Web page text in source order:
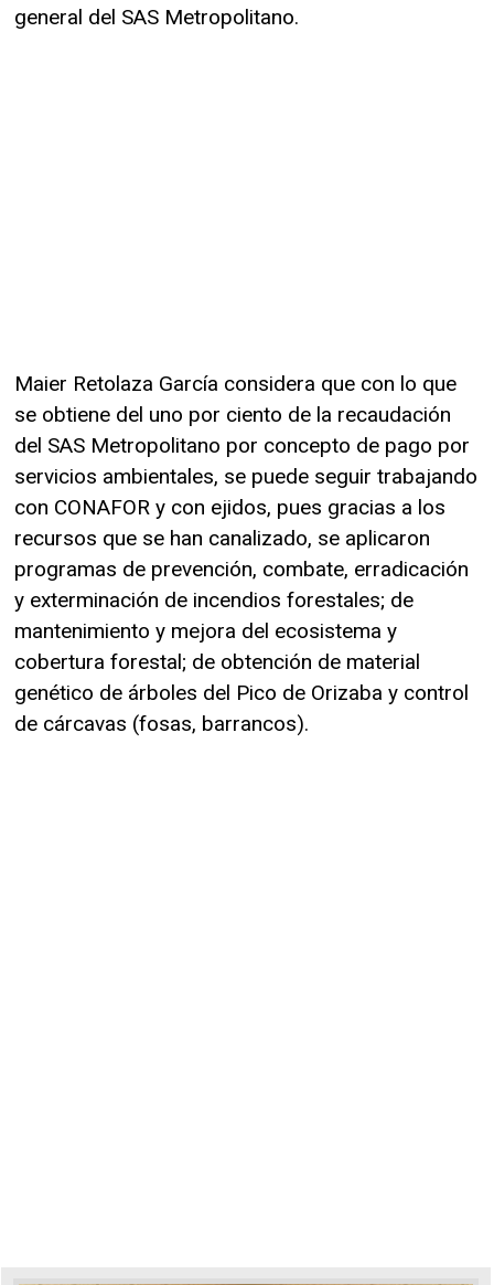
general del SAS Metropolitano.
Maier Retolaza García considera que con lo que
se obtiene del uno por ciento de la recaudación
del SAS Metropolitano por concepto de pago por
servicios ambientales, se puede seguir trabajando
con CONAFOR y con ejidos, pues gracias a los
recursos que se han canalizado, se aplicaron
programas de prevención, combate, erradicación
y exterminación de incendios forestales; de
mantenimiento y mejora del ecosistema y
cobertura forestal; de obtención de material
genético de árboles del Pico de Orizaba y control
de cárcavas (fosas, barrancos).